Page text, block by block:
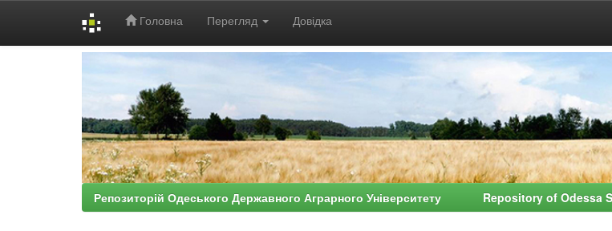
Головна Перегляд Довідка
Репозиторій Одеського Державного Аграрного Університету Repository of Odessa